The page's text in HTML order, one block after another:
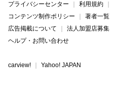
プライバシーセンター
利用規約
コンテンツ制作ポリシー
著者一覧
広告掲載について
法人加盟店募集
ヘルプ・お問い合わせ
carview! Yahoo! JAPAN